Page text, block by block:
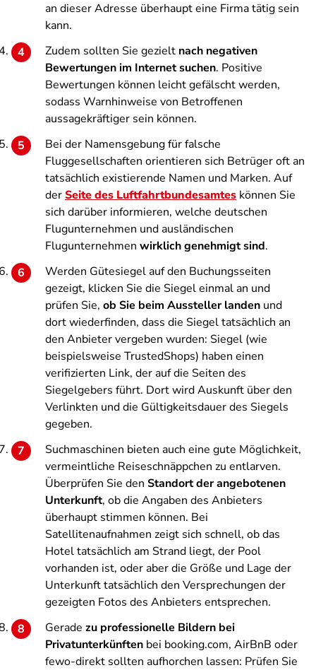
an dieser Adresse überhaupt eine Firma tätig sein
kann.
Zudem sollten Sie gezielt nach negativen
Bewertungen im Internet suchen. Positive
Bewertungen können leicht gefälscht werden,
sodass Warnhinweise von Betroffenen
aussagekräftiger sein können.
Bei der Namensgebung für falsche
Fluggesellschaften orientieren sich Betrüger oft an
tatsächlich existierende Namen und Marken. Auf
derSeite des Luftfahrtbundesamtes können Sie
sich darüber informieren, welche deutschen
Flugunternehmen und ausländischen
Flugunternehmen wirklich genehmigt sind.
Werden Gütesiegel auf den Buchungsseiten
gezeigt, klicken Sie die Siegel einmal an und
prüfen Sie, ob Sie beim Aussteller landen und
dort wiederfinden, dass die Siegel tatsächlich an
den Anbieter vergeben wurden: Siegel (wie
beispielsweise TrustedShops) haben einen
verifizierten Link, der auf die Seiten des
Siegelgebers führt. Dort wird Auskunft über den
Verlinkten und die Gültigkeitsdauer des Siegels
gegeben.
Suchmaschinen bieten auch eine gute Möglichkeit,
vermeintliche Reiseschnäppchen zu entlarven.
Überprüfen Sie den Standort der angebotenen
Unterkunft, ob die Angaben des Anbieters
überhaupt stimmen können. Bei
Satellitenaufnahmen zeigt sich schnell, ob das
Hotel tatsächlich am Strand liegt, der Pool
vorhanden ist, oder aber die Größe und Lage der
Unterkunft tatsächlich den Versprechungen der
gezeigten Fotos des Anbieters entsprechen.
Gerade zu professionelle Bildern bei
Privatunterkünften bei booking.com, AirBnB oder
fewo-direkt sollten aufhorchen lassen: Prüfen Sie